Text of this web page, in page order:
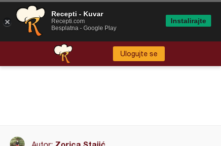
Ulogujte se
Zorica Stajić
Recepti - Kuvar
Recepti.com
Besplatna - Google Play
Instalirajte